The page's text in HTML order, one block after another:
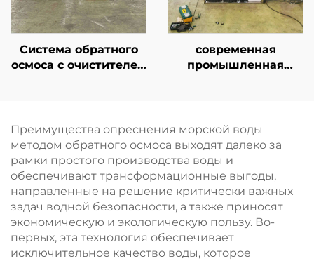
питьевой воды
Система обратного
осмоса с очистителем
очистки воды,
фильтрационная
система для
питьевой воды в
фермерских домах
современная
промышленная
производительностью
2000 л/ч для
фильтрации
подземных и речных
вод с сертификатами
CE и ISO
Преимущества опреснения морской воды
методом обратного осмоса выходят далеко за
рамки простого производства воды и
обеспечивают трансформационные выгоды,
направленные на решение критически важных
задач водной безопасности, а также приносят
экономическую и экологическую пользу. Во-
первых, эта технология обеспечивает
исключительное качество воды, которое